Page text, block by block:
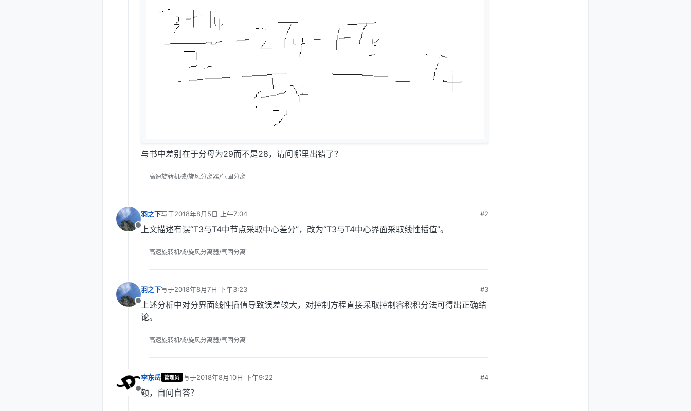
与书中差别在于分母为29而不是28，请问哪里出错了？
高速旋转机械/旋风分离器/气固分离
离线
羽之下写于2018年8月5日 上午7:04
最后由 编辑
#2
上文描述有误“T3与T4中节点采取中心差分”，改为“T3与T4中心界面采取线性插值”。
高速旋转机械/旋风分离器/气固分离
离线
羽之下写于2018年8月7日 下午3:23
最后由 编辑
#3
上述分析中对分界面线性插值导致误差较大，对控制方程直接采取控制容积积分法可得出正确结
论。
高速旋转机械/旋风分离器/气固分离
离线
李东岳 管理员 写于2018年8月10日 下午9:22
最后由 编辑
#4
额，自问自答？